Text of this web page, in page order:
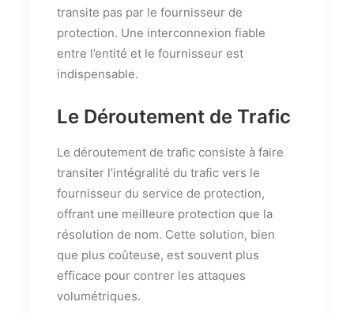
transite pas par le fournisseur de
protection. Une interconnexion fiable
entre l’entité et le fournisseur est
indispensable.
Le Déroutement de Trafic
Le déroutement de trafic consiste à faire
transiter l’intégralité du trafic vers le
fournisseur du service de protection,
offrant une meilleure protection que la
résolution de nom. Cette solution, bien
que plus coûteuse, est souvent plus
efficace pour contrer les attaques
volumétriques.